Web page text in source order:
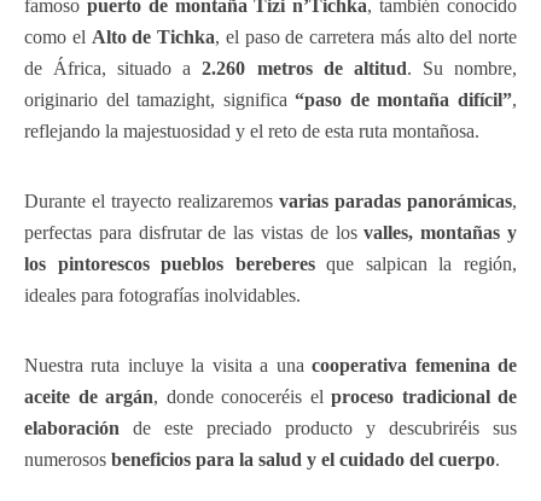
famoso puerto de montaña Tizi n’Tichka, también conocido
como el Alto de Tichka, el paso de carretera más alto del norte
de África, situado a2.260 metros de altitud. Su nombre,
originario del tamazight, significa“paso de montaña difícil”,
reflejando la majestuosidad y el reto de esta ruta montañosa.
Durante el trayecto realizaremos varias paradas panorámicas,
perfectas para disfrutar de las vistas de losvalles, montañas y
los pintorescos pueblos bereberesque salpican la región,
ideales para fotografías inolvidables.
Nuestra ruta incluye la visita a unacooperativa femenina de
aceite de argán, donde conoceréis el proceso tradicional de
elaboración de este preciado producto y descubriréis sus
numerosos beneficios para la salud y el cuidado del cuerpo.